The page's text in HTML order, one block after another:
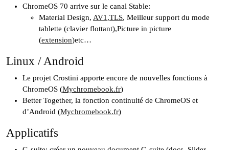
ChromeOS 70 arrive sur le canal Stable:
Material Design, AV1 ,TLS, Meilleur support du mode
tablette (clavier flottant),Picture in picture
(extension)etc…
Linux / Android
Le projet Crostini apporte encore de nouvelles fonctions à
ChromeOS (Mychromebook.fr)
Better Together, la fonction continuité de ChromeOS et
d’Android (Mychromebook.fr)
Applicatifs